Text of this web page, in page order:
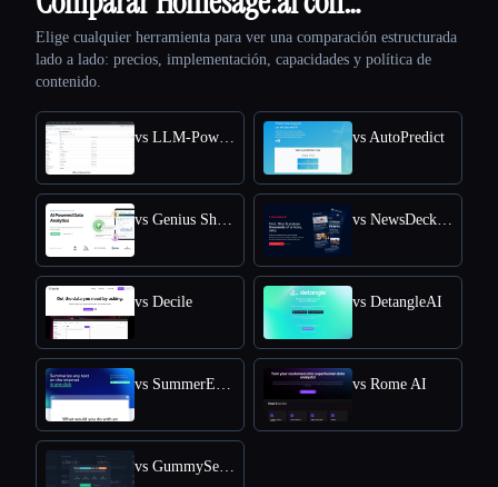
Elige cualquier herramienta para ver una comparación estructurada
lado a lado: precios, implementación, capacidades y política de
contenido.
vs LLM-Powered Invoice & Receipt Extractor (OSS) vs AutoPredict
vs Genius Sheets vs NewsDeck from OneSub
vs Decile vs DetangleAI
vs SummerEyes vs Rome AI
vs GummySearch